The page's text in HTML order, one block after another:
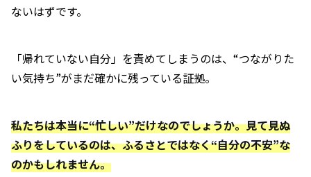
ないはずです。
「帰れていない自分」を責めてしまうのは、“つながりた
い気持ち”がまだ確かに残っている証拠。
私たちは本当に“忙しい”だけなのでしょうか。見て見ぬ
ふりをしているのは、ふるさとではなく“自分の不安”な
のかもしれません。